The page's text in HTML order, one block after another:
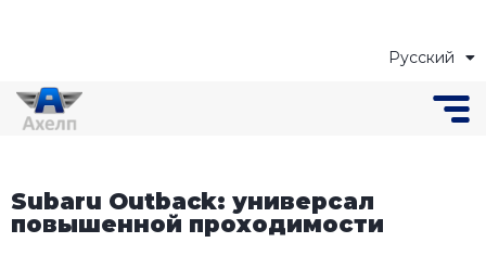
Русский
Українська
Subaru Outback: универсал
повышенной проходимости